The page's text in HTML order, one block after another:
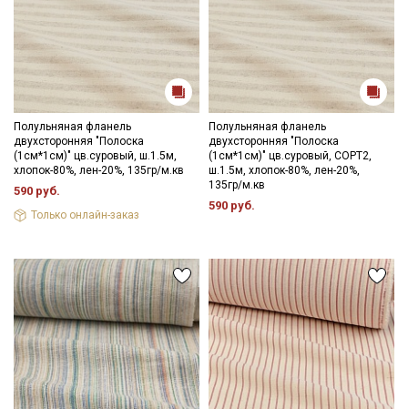
Полульняная фланель
двухсторонняя "Полоска
(1см*1см)" цв.суровый, ш.1.5м,
хлопок-80%, лен-20%, 135гр/м.кв
590 руб.
Только онлайн-заказ
Полульняная фланель
двухсторонняя "Полоска
(1см*1см)" цв.суровый, СОРТ2,
ш.1.5м, хлопок-80%, лен-20%,
135гр/м.кв
590 руб.